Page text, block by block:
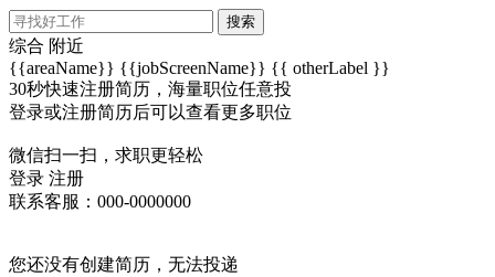
搜索
综合 附近
{{areaName}} {{jobScreenName}} {{ otherLabel }}
30秒快速注册简历，海量职位任意投
登录或注册简历后可以查看更多职位
微信扫一扫，求职更轻松
登录 注册
联系客服：000-0000000
您还没有创建简历，无法投递